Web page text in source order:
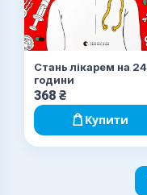
Стань лікарем на 24
години
368 ₴
Купити